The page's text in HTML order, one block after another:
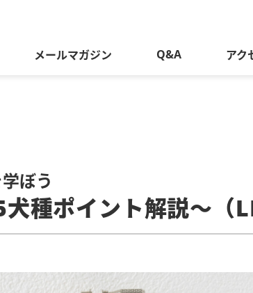
メールマガジン Q&A アク
ぼう
種ポイント解説〜（